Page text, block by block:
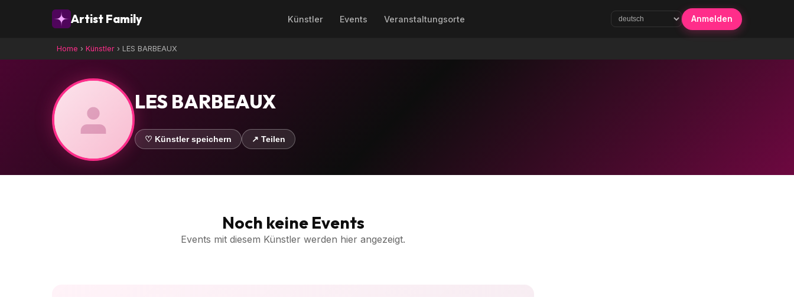
Artist Family Künstler Events Veranstaltungsorte Anmelden
Home › Künstler › LES BARBEAUX
LES BARBEAUX
♡ Künstler speichern ↗ Teilen
Noch keine Events
Events mit diesem Künstler werden hier angezeigt.